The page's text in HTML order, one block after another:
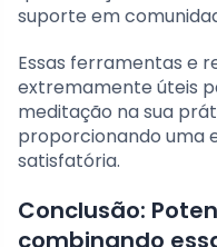
suporte em
Essas ferramentas e
extremamente úteis
meditação na sua
proporcionando uma
satisfatória.
Conclusão:
combinando